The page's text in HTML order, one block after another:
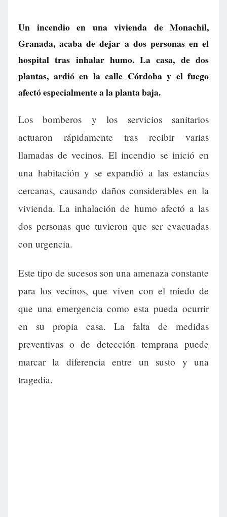
Un incendio en una vivienda de Monachil,
Granada, acaba de dejar a dos personas en el
hospital tras inhalar humo. La casa, de dos
plantas, ardió en la calle Córdoba y el fuego
afectó especialmente a la planta baja.
Los bomberos y los servicios sanitarios
actuaron rápidamente tras recibir varias
llamadas de vecinos. El incendio se inició en
una habitación y se expandió a las estancias
cercanas, causando daños considerables en la
vivienda. La inhalación de humo afectó a las
dos personas que tuvieron que ser evacuadas
con urgencia.
Este tipo de sucesos son una amenaza constante
para los vecinos, que viven con el miedo de
que una emergencia como esta pueda ocurrir
en su propia casa. La falta de medidas
preventivas o de detección temprana puede
marcar la diferencia entre un susto y una
tragedia.